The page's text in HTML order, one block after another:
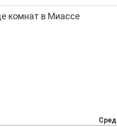
комнат в Миассе